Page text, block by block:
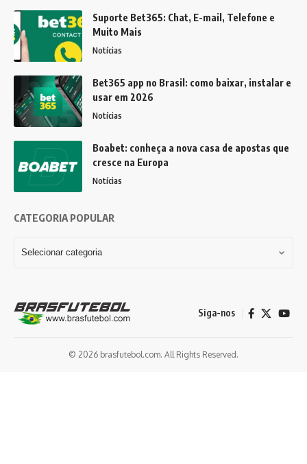
Suporte Bet365: Chat, E-mail, Telefone e
Muito Mais
Notícias
Bet365 app no Brasil: como baixar, instalar e
usar em 2026
Notícias
Boabet: conheça a nova casa de apostas que
cresce na Europa
Notícias
CATEGORIA POPULAR
Siga-nos
© 2026 brasfutebol.com. All Rights Reserved.